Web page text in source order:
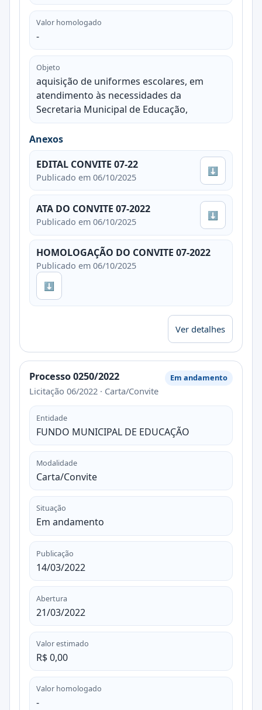
Valor homologado
-
Objeto
aquisição de uniformes escolares, em
atendimento às necessidades da
Secretaria Municipal de Educação,
Anexos
EDITAL CONVITE 07-22
Publicado em 06/10/2025
⬇
ATA DO CONVITE 07-2022
Publicado em 06/10/2025
⬇
HOMOLOGAÇÃO DO CONVITE 07-2022
Publicado em 06/10/2025
⬇
Ver detalhes
Processo 0250/2022
Licitação 06/2022 · Carta/Convite
Em andamento
Entidade
FUNDO MUNICIPAL DE EDUCAÇÃO
Modalidade
Carta/Convite
Situação
Em andamento
Publicação
14/03/2022
Abertura
21/03/2022
Valor estimado
R$ 0,00
Valor homologado
-